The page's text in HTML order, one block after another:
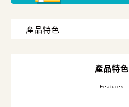
產品特色
Features